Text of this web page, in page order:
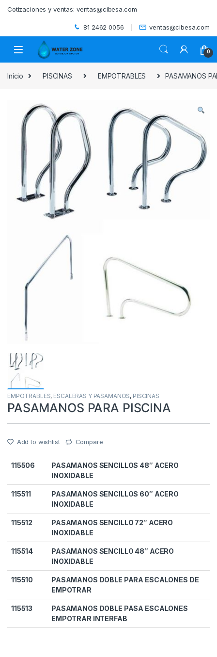
Cotizaciones y ventas: ventas@cibesa.com
81 2462 0056 ventas@cibesa.com
0
Inicio PISCINAS EMPOTRABLES PASAMANOS
EMPOTRABLES, ESCALERAS Y PASAMANOS, PISCINAS
PASAMANOS PARA PISCINA
Add to wishlist Compare
115506
PASAMANOS SENCILLOS 48″ ACERO
INOXIDABLE
115511
PASAMANOS SENCILLOS 60″ ACERO
INOXIDABLE
115512
PASAMANOS SENCILLO 72″ ACERO
INOXIDABLE
115514
PASAMANOS SENCILLO 48″ ACERO
INOXIDABLE
115510
PASAMANOS DOBLE PARA ESCALONES DE
EMPOTRAR
115513
PASAMANOS DOBLE PASA ESCALONES
EMPOTRAR INTERFAB